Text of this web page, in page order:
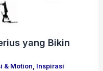
yang Bikin
& Motion, Inspirasi